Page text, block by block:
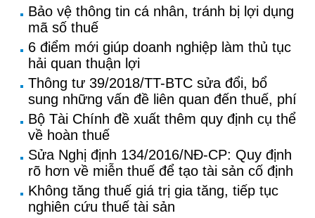
Bảo vệ thông tin cá nhân, tránh bị lợi dụng
mã số thuế
6 điểm mới giúp doanh nghiệp làm thủ tục
hải quan thuận lợi
Thông tư 39/2018/TT-BTC sửa đổi, bổ
sung những vấn đề liên quan đến thuế, phí
Bộ Tài Chính đề xuất thêm quy định cụ thể
về hoàn thuế
Sửa Nghị định 134/2016/NĐ-CP: Quy định
rõ hơn về miễn thuế để tạo tài sản cố định
Không tăng thuế giá trị gia tăng, tiếp tục
nghiên cứu thuế tài sản